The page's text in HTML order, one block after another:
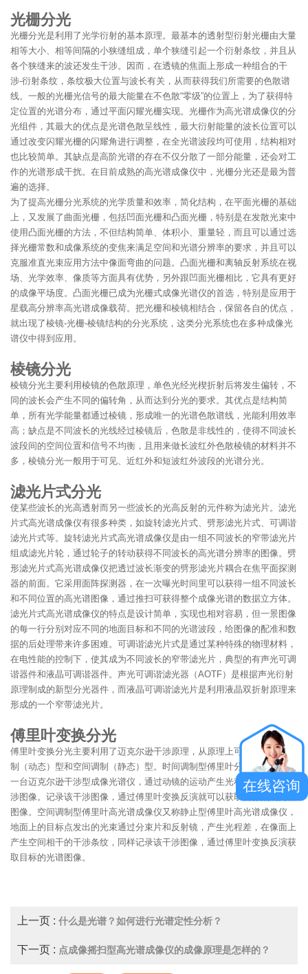
光栅分光
光栅分光是利用了光学衍射的基本原理。最基本的透射型衍射光栅由大量
相等大小、相等间隔的小狭缝组成，单个狭缝引起一个衍射条纹，并且从
各个狭缝来的波还发生干涉。因而，在透镜的焦面上形成一种组合的干
涉-衍射条纹，条纹极大位置与波长有关，从而获得我们所需要的色散谱
线。一般的光栅光信号的最大能量在不色散“零级”的位置上，为了获得特
定位置的光谱分布，通过平面闪耀光栅实现。光栅作为高光谱成像仪的分
光组件，其最大的优点是光谱色散呈线性，最大衍射能量的波长位置可以
通过改变闪耀光栅的闪耀角进行调整，在全光谱波段均可使用，结构相对
也比较简单。其缺点是高阶光谱的存在不仅分散了一部分能量，还会对工
作的光谱形成干扰。在目前成熟的高光谱成像仪中，光栅分光还是最为普
遍的选择。
为了提高光栅分光系统的光学质量和效率，简化结构，在平面光栅的基础
上，又发展了曲面光栅，包括凹面光栅和凸面光栅，特别是在发散光束中
使用凸面光栅的方法，不但结构简单、体积小、重量轻，而且可以通过选
择光栅常数和成像系统的变焦来满足空间和光谱分辨率的要求，并且可以
克服准直光束应用方法中像面弯曲的问题。凸面光栅和离轴反射系统在视
场、光学效率、像质等方面具有优势，另外跟凹面光栅相比，它具有更好
的成像平场度。凸面光栅已成为光栅式成像光谱仪的首选，特别是应用于
星载高分辨率高光谱成像载荷。把光栅和棱镜相结合，保留各自的优点，
就出现了棱镜-光栅-棱镜结构的分光系统，这类分光系统也在多种成像光
谱仪中得到应用。
棱镜分光
棱镜分光主要利用棱镜的色散原理，单色光经光楔折射后将发生偏转，不
同的波长会产生不同的偏转角，从而达到分光的要求。其优点是结构简
单，所有光学能量都通过棱镜，形成唯一的光谱色散谱线，光能利用效率
高；缺点是不同波长的光线经过棱镜后，色散是非线性的，使得不同波长
波段间的空间位置和信号不均衡，且用来做长波红外色散棱镜的材料并不
多，棱镜分光一般用于可见、近红外和短波红外波段的光谱分光。
滤光片式分光
使某些波长的光高透射而另一些波长的光高反射的元件称为滤光片。滤光
片式高光谱成像仪有很多种类，如旋转滤光片式、劈形滤光片式、可调谐
滤光片式等。旋转滤光片式高光谱成像仪是由一组不同波长的窄带滤光片
组成滤光片轮，通过轮子的转动获得不同波长的高光谱分辨率的图像。劈
形滤光片式高光谱成像仪把透过波长渐变的劈形滤光片耦合在焦平面探测
器的前面。它采用面阵探测器，在一次曝光时间里可以获得一组不同波长
和不同位置的高光谱图像，通过推扫可获得整个成像光谱的数据立方体。
滤光片式高光谱成像仪的特点是设计简单，实现也相对容易，但一景图像
的每一行分别对应不同的地面目标和不同的光谱波段，给图像的配准和数
据的后处理带来许多困难。可调谐滤光片式是通过某种特殊的物理材料，
在电性能的控制下，使其成为不同波长的窄带滤光片，典型的有声光可调
谐器件和液晶可调谐器件。声光可调谐滤光器（AOTF）是根据声光衍射
原理制成的新型分光器件，而液晶可调谐滤光片是利用液晶双折射原理来
形成的一个窄带滤光片。
傅里叶变换分光
傅里叶变换分光主要利用了迈克尔逊干涉原理，从原理上可以分为时间调
制（动态）型和空间调制（静态）型。时间调制型傅里叶分光的核心就是
一台迈克尔逊干涉型成像光谱仪，通过动镜的运动产生光程差，而形成干
涉图像。记录该干涉图像，通过傅里叶变换反演就可以获取目标点的光谱
图像。空间调制型傅里叶高光谱成像仪又称静止型傅里叶高光谱成像仪，
地面上的目标点发出的光束通过分束片和反射镜，产生光程差，在像面上
产生空间相干的干涉条纹，同样记录该干涉图像，通过傅里叶变换反演获
取目标的光谱图像。
上一页 : 什么是光谱？如何进行光谱定性分析？
下一页 : 点成像摇扫型高光谱成像仪的成像原理是怎样的？
在线咨询